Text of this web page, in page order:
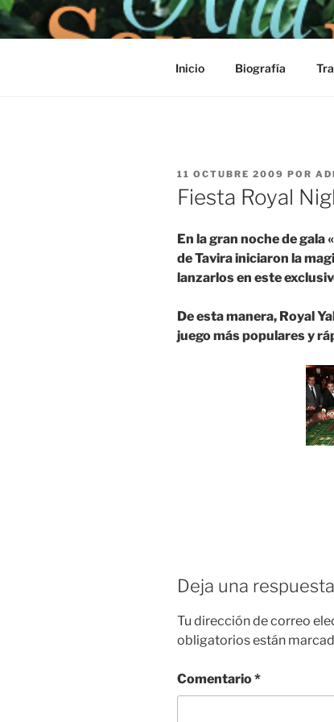
Saltar
al
Inicio Biografía
PUBLICADO
EL
11 OCTUBRE 2009 POR
Fiesta Royal
En la gran noche de gala «
de Tavira iniciaron la
lanzarlos en este
De esta manera, Royal
juego más populares y
Deja una respuesta
Tu dirección de correo
obligatorios están
Comentario*